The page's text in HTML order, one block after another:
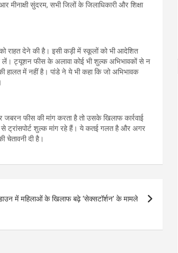
सुंदरम, सभी जिलों के जिलाधिकारी और शिक्षा
राहत देने की है। इसी कड़ी में स्कूलों को भी आदेशित
लें। ट्यूशन फीस के अलावा कोई भी शुल्क अभिभावकों से न
हालत में नहीं है। पांडे ने ये भी कहा कि जो अभिभावक
फीस की मांग करता है तो उसके खिलाफ कार्रवाई
से ट्रांसपोर्ट शुल्क मांग रहे हैं। ये कतई गलत है और अगर
चेतावनी दी है।
में महिलाओं के खिलाफ बढ़े ‘सेक्सटॉर्शन’ के मामले